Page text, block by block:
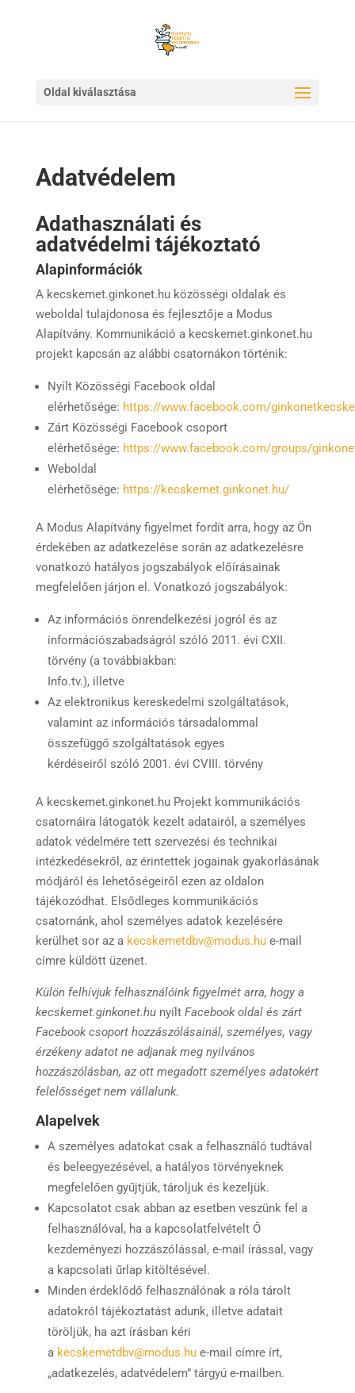
Oldal kiválasztása
Adatvédelem
Adathasználati és
adatvédelmi tájékoztató
Alapinformációk
A kecskemet.ginkonet.hu közösségi oldalak és
weboldal tulajdonosa és fejlesztője a Modus
Alapítvány. Kommunikáció a kecskemet.ginkonet.hu
projekt kapcsán az alábbi csatornákon történik:
Nyílt Közösségi Facebook oldal
elérhetősége: https://www.facebook.com/
Zárt Közösségi Facebook csoport
elérhetősége: https://www.facebook.com/groups/
Weboldal
elérhetősége: https://kecskemet.ginkonet.hu/
A Modus Alapítvány figyelmet fordít arra, hogy az Ön
érdekében az adatkezelése során az adatkezelésre
vonatkozó hatályos jogszabályok előírásainak
megfelelően járjon el. Vonatkozó jogszabályok:
Az információs önrendelkezési jogról és az
információszabadságról szóló 2011. évi CXII.
törvény (a továbbiakban:
Info.tv.), illetve
Az elektronikus kereskedelmi szolgáltatások,
valamint az információs társadalommal
összefüggő szolgáltatások egyes
kérdéseiről szóló 2001. évi CVIII. törvény
A kecskemet.ginkonet.hu Projekt kommunikációs
csatornáira látogatók kezelt adatairól, a személyes
adatok védelmére tett szervezési és technikai
intézkedésekről, az érintettek jogainak gyakorlásának
módjáról és lehetőségeiről ezen az oldalon
tájékozódhat. Elsődleges kommunikációs
csatornánk, ahol személyes adatok kezelésére
kerülhet sor az a kecskemetdbv@modus.hue-mail
címre küldött üzenet.
Külön felhívjuk felhasználóink figyelmét arra, hogy a
kecskemet.ginkonet.hunyílt Facebook oldal és zárt
Facebook csoport hozzászólásainál, személyes, vagy
érzékeny adatot ne adjanak meg nyilvános
hozzászólásban, az ott megadott személyes adatokért
felelősséget nem vállalunk.
Alapelvek
A személyes adatokat csak a felhasználó tudtával
és beleegyezésével, a hatályos törvényeknek
megfelelően gyűjtjük, tároljuk és kezeljük.
Kapcsolatot csak abban az esetben veszünk fel a
felhasználóval, ha a kapcsolatfelvételt Ő
kezdeményezi hozzászólással, e-mail írással, vagy
a kapcsolati űrlap kitöltésével.
Minden érdeklődő felhasználónak a róla tárolt
adatokról tájékoztatást adunk, illetve adatait
töröljük, ha azt írásban kéri
a kecskemetdbv@modus.hue-mail címre írt,
„adatkezelés, adatvédelem” tárgyú e-mailben.